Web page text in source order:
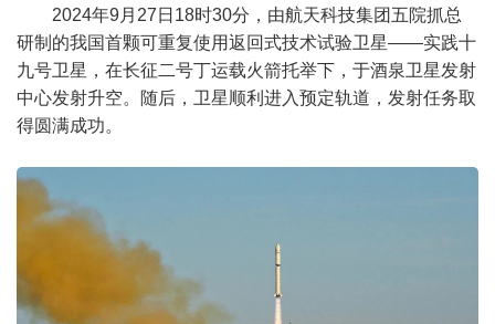
2024年9月27日18时30分，由航天科技集团五院抓总
研制的我国首颗可重复使用返回式技术试验卫星——实践十
九号卫星，在长征二号丁运载火箭托举下，于酒泉卫星发射
中心发射升空。随后，卫星顺利进入预定轨道，发射任务取
得圆满成功。